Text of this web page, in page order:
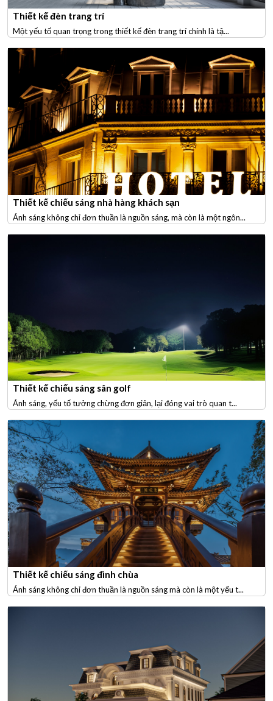
Thiết kế đèn trang trí
Một yếu tố quan trọng trong thiết kế đèn trang trí chính là tậ...
Thiết kế chiếu sáng nhà hàng khách sạn
Ánh sáng không chỉ đơn thuần là nguồn sáng, mà còn là một ngôn...
Thiết kế chiếu sáng sân golf
Ánh sáng, yếu tố tưởng chừng đơn giản, lại đóng vai trò quan t...
Thiết kế chiếu sáng đình chùa
Ánh sáng không chỉ đơn thuần là nguồn sáng mà còn là một yếu t...